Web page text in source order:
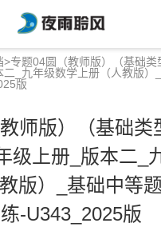
>专题04圆（教师版）（基础类
_九年级数学上册（人教版）
版
师版）（基础类
级上册_版本二_
版）_基础中等
-U343_2025版